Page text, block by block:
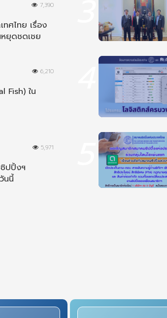
7,390
ทศไทย เรื่อง
ยุดชดเชย
6,210
Fish) ใน
5,971
ปปิ้งฯ
นนี้